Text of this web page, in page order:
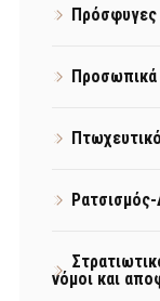
Πρόσφυγες
Ρατσισμός-
νόμοι και